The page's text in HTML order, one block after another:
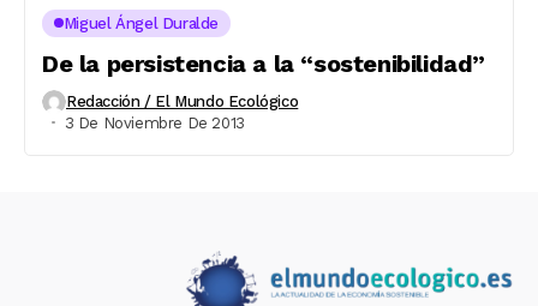
Miguel Ángel Duralde
De la persistencia a la “sostenibilidad”
Redacción / El Mundo Ecológico
3 De Noviembre De 2013